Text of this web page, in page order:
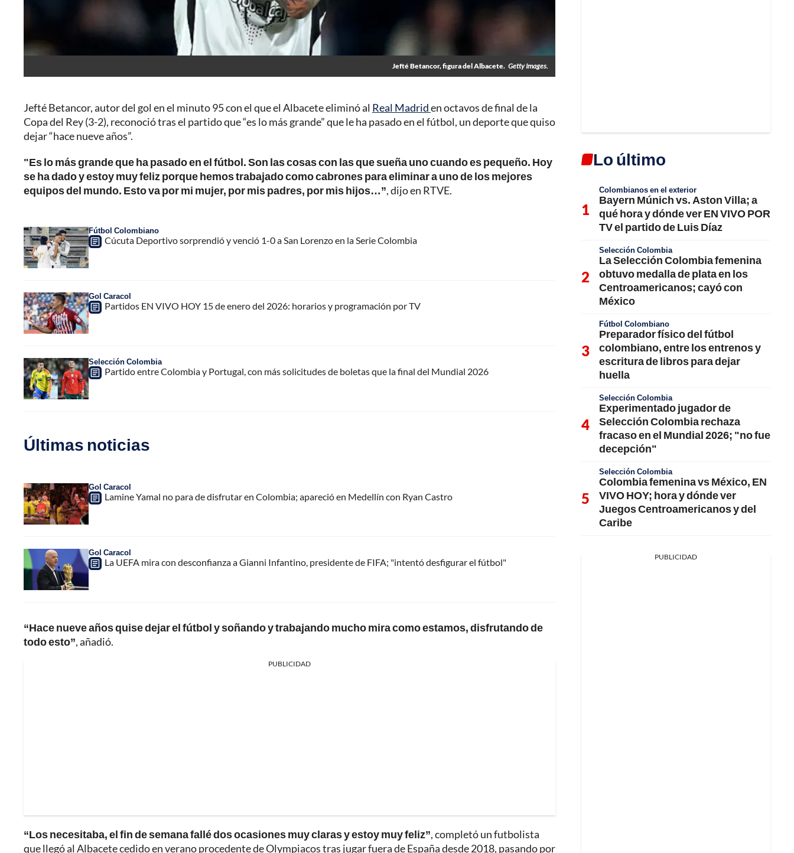
Jefté Betancor, figura del Albacete. Getty Images.
Jefté Betancor, autor del gol en el minuto 95 con el que el Albacete eliminó al Real Madriden octavos de final de la
Copa del Rey (3-2), reconoció tras el partido que “es lo más grande” que le ha pasado en el fútbol, un deporte que quiso
dejar “hace nueve años”.
"Es lo más grande que ha pasado en el fútbol. Son las cosas con las que sueña uno cuando es pequeño. Hoy
se ha dado y estoy muy feliz porque hemos trabajado como cabrones para eliminar a uno de los mejores
equipos del mundo. Esto va por mi mujer, por mis padres, por mis hijos…”, dijo en RTVE.
Fútbol Colombiano
Cúcuta Deportivo sorprendió y venció 1-0 a San Lorenzo en la Serie Colombia
Gol Caracol
Partidos EN VIVO HOY 15 de enero del 2026: horarios y programación por TV
Selección Colombia
Partido entre Colombia y Portugal, con más solicitudes de boletas que la final del Mundial 2026
Últimas noticias
Gol Caracol
Lamine Yamal no para de disfrutar en Colombia; apareció en Medellín con Ryan Castro
Gol Caracol
La UEFA mira con desconfianza a Gianni Infantino, presidente de FIFA; "intentó desfigurar el fútbol"
“Hace nueve años quise dejar el fútbol y soñando y trabajando mucho mira como estamos, disfrutando de
todo esto”, añadió.
PUBLICIDAD
“Los necesitaba, el fin de semana fallé dos ocasiones muy claras y estoy muy feliz”, completó un futbolista
que llegó al Albacete cedido en verano procedente de Olympiacos tras jugar fuera de España desde 2018, pasando por
Lo último
Colombianos en el exterior
Bayern Múnich vs. Aston Villa; a
qué hora y dónde ver EN VIVO POR
TV el partido de Luis Díaz
Selección Colombia
La Selección Colombia femenina
obtuvo medalla de plata en los
Centroamericanos; cayó con
México
Fútbol Colombiano
Preparador físico del fútbol
colombiano, entre los entrenos y
escritura de libros para dejar
huella
Selección Colombia
Experimentado jugador de
Selección Colombia rechaza
fracaso en el Mundial 2026; "no fue
decepción"
Selección Colombia
Colombia femenina vs México, EN
VIVO HOY; hora y dónde ver
Juegos Centroamericanos y del
Caribe
PUBLICIDAD